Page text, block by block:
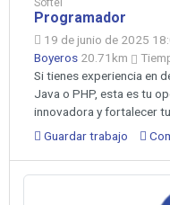
Softel
Programador
19 de junio de 2025
Boyeros 20.71km
Si tienes experiencia en
Java o PHP, esta es tu
innovadora y fortalecer
Guardar trabajo